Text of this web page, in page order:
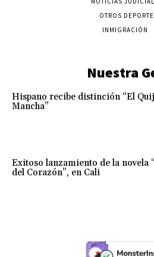
OTROS
INMIGRACIÓN
Nuestra
Hispano recibe distinción “El
Mancha”
Exitoso lanzamiento de la novela
del Corazón”, en Cali